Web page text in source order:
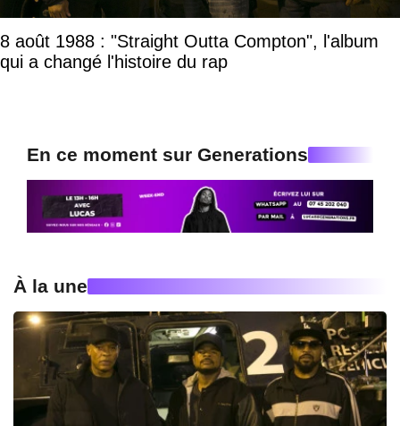
8 août 1988 : "Straight Outta Compton", l'album
qui a changé l'histoire du rap
En ce moment sur Generations
À la une